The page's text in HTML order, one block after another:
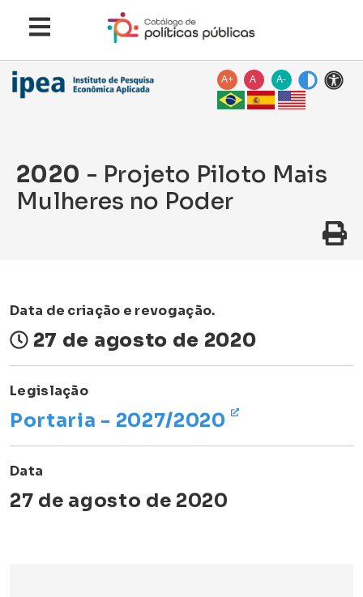
A+ A A-
2020 - Projeto Piloto Mais
Mulheres no Poder
Data de criação e revogação.
27 de agosto de 2020
Legislação
Portaria - 2027/2020
Data
27 de agosto de 2020